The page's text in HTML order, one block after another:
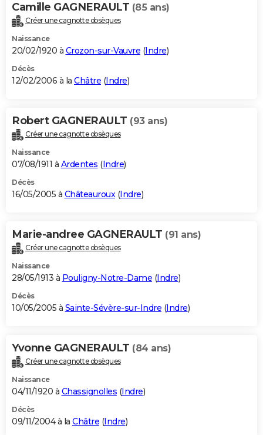
Camille GAGNERAULT (85 ans)
Créer une cagnotte obsèques
Naissance
20/02/1920 à Crozon-sur-Vauvre (Indre)
Décès
12/02/2006 à la Châtre (Indre)
Robert GAGNERAULT (93 ans)
Créer une cagnotte obsèques
Naissance
07/08/1911 à Ardentes (Indre)
Décès
16/05/2005 à Châteauroux(Indre)
Marie-andree GAGNERAULT (91 ans)
Créer une cagnotte obsèques
Naissance
28/05/1913 à Pouligny-Notre-Dame (Indre)
Décès
10/05/2005 à Sainte-Sévère-sur-Indre (Indre)
Yvonne GAGNERAULT (84 ans)
Créer une cagnotte obsèques
Naissance
04/11/1920 à Chassignolles (Indre)
Décès
09/11/2004 à la Châtre (Indre)